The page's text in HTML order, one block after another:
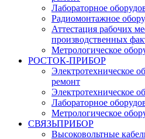
Лабораторное
Радиомонтажное
Аттестация рабочих
производственных
Метрологическое
РОСТОК-ПРИБОР
Электротехническое
ремонт
Электротехническое
Лабораторное
Метрологическое
СВЯЗЬПРИБОР
Высоковольтные